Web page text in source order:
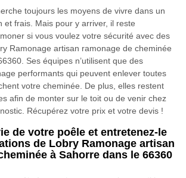
toujours les moyens de vivre dans un
et frais. Mais pour y arriver, il reste
si vous voulez votre sécurité avec des
Ramonage artisan ramonage de cheminée
Ses équipes n’utilisent que des
performants qui peuvent enlever toutes
votre cheminée. De plus, elles restent
afin de monter sur le toit ou de venir chez
Récupérez votre prix et votre devis !
de votre poêle et entretenez-le
de Lobry Ramonage artisan
à Sahorre dans le 66360